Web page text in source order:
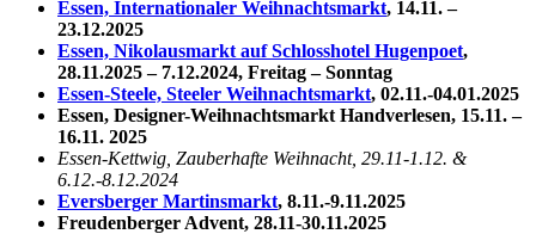
Essen, Internationaler Weihnachtsmarkt, 14.11. –
23.12.2025
Essen, Nikolausmarkt auf Schlosshotel Hugenpoet,
28.11.2025 – 7.12.2024, Freitag – Sonntag
Essen-Steele, Steeler Weihnachtsmarkt, 02.11.-04.01.2025
Essen, Designer-Weihnachtsmarkt Handverlesen, 15.11. –
16.11. 2025
Essen-Kettwig, Zauberhafte Weihnacht, 29.11-1.12. &
6.12.-8.12.2024
Eversberger Martinsmarkt, 8.11.-9.11.2025
Freudenberger Advent, 28.11-30.11.2025